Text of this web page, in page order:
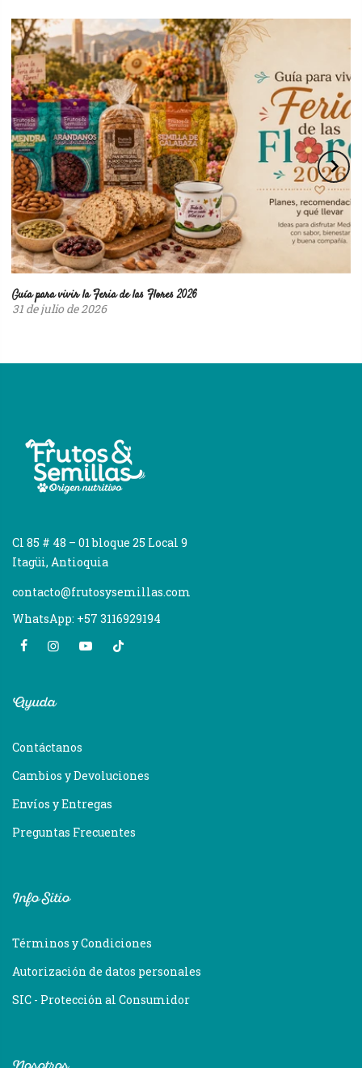
Guía para vivir la Feria de las Flores 2026
31 de julio de 2026
Cl 85 # 48 – 01 bloque 25 Local 9
Itagüi, Antioquia
contacto@frutosysemillas.com
WhatsApp: +57 3116929194
Ayuda
Contáctanos
Cambios y Devoluciones
Envíos y Entregas
Preguntas Frecuentes
Info Sitio
Términos y Condiciones
Autorización de datos personales
SIC - Protección al Consumidor